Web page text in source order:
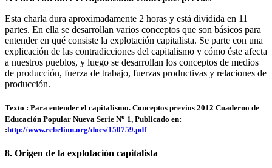
Esta charla dura aproximadamente 2 horas y está dividida en 11
partes. En ella se desarrollan varios conceptos que son básicos para
entender en qué consiste la explotación capitalista. Se parte con una
explicación de las contradicciones del capitalismo y cómo éste afecta
a nuestros pueblos, y luego se desarrollan los conceptos de medios
de producción, fuerza de trabajo, fuerzas productivas y relaciones de
producción.
Texto : Para entender el capitalismo. Conceptos previos 2012 Cuaderno de
Educación Popular Nueva Serie No 1, Publicado en:
:http://www.rebelion.org/docs/150759.pdf
8. Origen de la explotación capitalista